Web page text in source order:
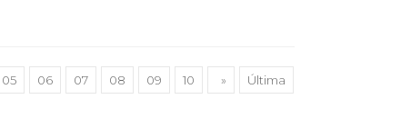
05 06 07 08 09 10 » Última